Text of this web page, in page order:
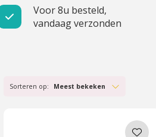
Voor 8u besteld,
vandaag verzonden
Sorteren op: Meest bekeken